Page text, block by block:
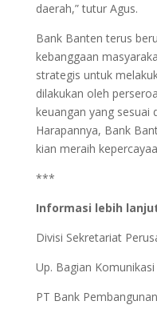
daerah,” tutur Agus.
Bank Banten terus
kebanggaan
strategis untuk
dilakukan oleh
keuangan yang sesuai
Harapannya, Bank
kian meraih
***
Informasi lebih
Divisi Sekretariat
Up. Bagian
PT Bank